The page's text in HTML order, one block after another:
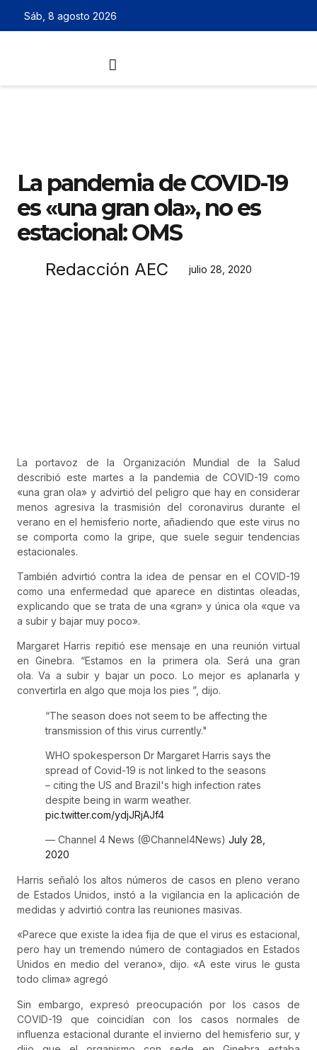
Sáb, 8 agosto 2026
La pandemia de COVID-19
es «una gran ola», no es
estacional: OMS
Redacción AEC julio 28, 2020
La portavoz de la Organización Mundial de la Salud
describió este martes a la pandemia de COVID-19 como
«una gran ola» y advirtió del peligro que hay en considerar
menos agresiva la trasmisión del coronavirus durante el
verano en el hemisferio norte, añadiendo que este virus no
se comporta como la gripe, que suele seguir tendencias
estacionales.
También advirtió contra la idea de pensar en el COVID-19
como una enfermedad que aparece en distintas oleadas,
explicando que se trata de una «gran» y única ola «que va
a subir y bajar muy poco».
Margaret Harris repitió ese mensaje en una reunión virtual
en Ginebra. “Estamos en la primera ola. Será una gran
ola. Va a subir y bajar un poco. Lo mejor es aplanarla y
convertirla en algo que moja los pies ”, dijo.
“The season does not seem to be affecting the
transmission of this virus currently."
WHO spokesperson Dr Margaret Harris says the
spread of Covid-19 is not linked to the seasons
– citing the US and Brazil's high infection rates
despite being in warm weather.
pic.twitter.com/ydjJRjAJf4
— Channel 4 News (@Channel4News) July 28,
2020
Harris señaló los altos números de casos en pleno verano
de Estados Unidos, instó a la vigilancia en la aplicación de
medidas y advirtió contra las reuniones masivas.
«Parece que existe la idea fija de que el virus es estacional,
pero hay un tremendo número de contagiados en Estados
Unidos en medio del verano», dijo. «A este virus le gusta
todo clima» agregó
Sin embargo, expresó preocupación por los casos de
COVID-19 que coincidían con los casos normales de
influenza estacional durante el invierno del hemisferio sur, y